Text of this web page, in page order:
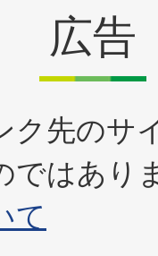
広告
ク先のサ
ではあり
て